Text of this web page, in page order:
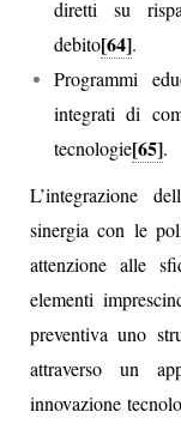
diretti su
debito[64].
Programmi
integrati di
tecnologie[65].
L’integrazione
sinergia con le
attenzione alle
elementi
preventiva uno
attraverso un
innovazione